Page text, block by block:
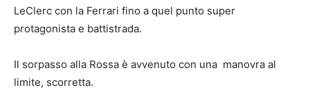
LeClerc con la Ferrari fino a quel punto super
protagonista e battistrada.
Il sorpasso alla Rossa è avvenuto con una manovra al
limite, scorretta.